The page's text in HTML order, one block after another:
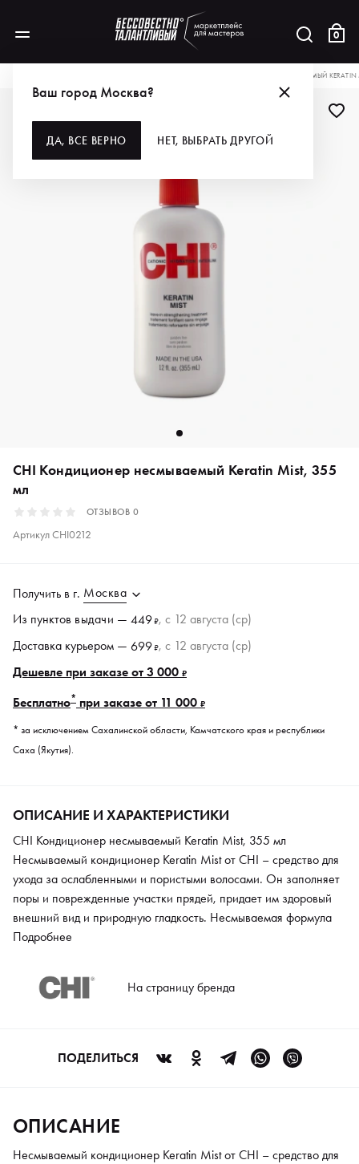
0
Ваш город Москва?
ДА, ВСЕ ВЕРНО НЕТ, ВЫБРАТЬ ДРУГОЙ
CHI КОНДИЦИОНЕР НЕСМЫВАЕМЫЙ KERATIN
CHI Кондиционер несмываемый Keratin Mist, 355
мл
ОТЗЫВОВ 0
АртикулCHI0212
Получить в г. Москва
Из пунктов выдачи — 449₽, c 12 августа (ср)
Доставка курьером — 699₽, c 12 августа (ср)
Дешевле при заказе от 3 000 ₽
Бесплатно* при заказе от 11 000 ₽
* за исключением Сахалинской области, Камчатского края и республики
Саха (Якутия).
ОПИСАНИЕ И ХАРАКТЕРИСТИКИ
CHI Кондиционер несмываемый Keratin Mist, 355 мл
Несмываемый кондиционер Keratin Mist от CHI – средство для
ухода за ослабленными и пористыми волосами. Он заполняет
поры и поврежденные участки прядей, придает им здоровый
внешний вид и природную гладкость. Несмываемая формула
обеспечивает эластичность и мягкость волос. Кондиционер
негативное влияние внешних факторов. Благодаря чему влага
и полезные вещества сохраняются внутри локонов. Регулярное
Подробнее
На страницу бренда
ПОДЕЛИТЬСЯ
ОПИСАНИЕ
Несмываемый кондиционер Keratin Mist от CHI – средство для